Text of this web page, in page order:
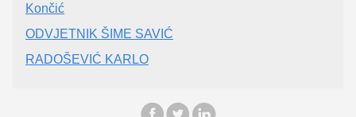
Končić
ODVJETNIK ŠIME SAVIĆ
RADOŠEVIĆ KARLO